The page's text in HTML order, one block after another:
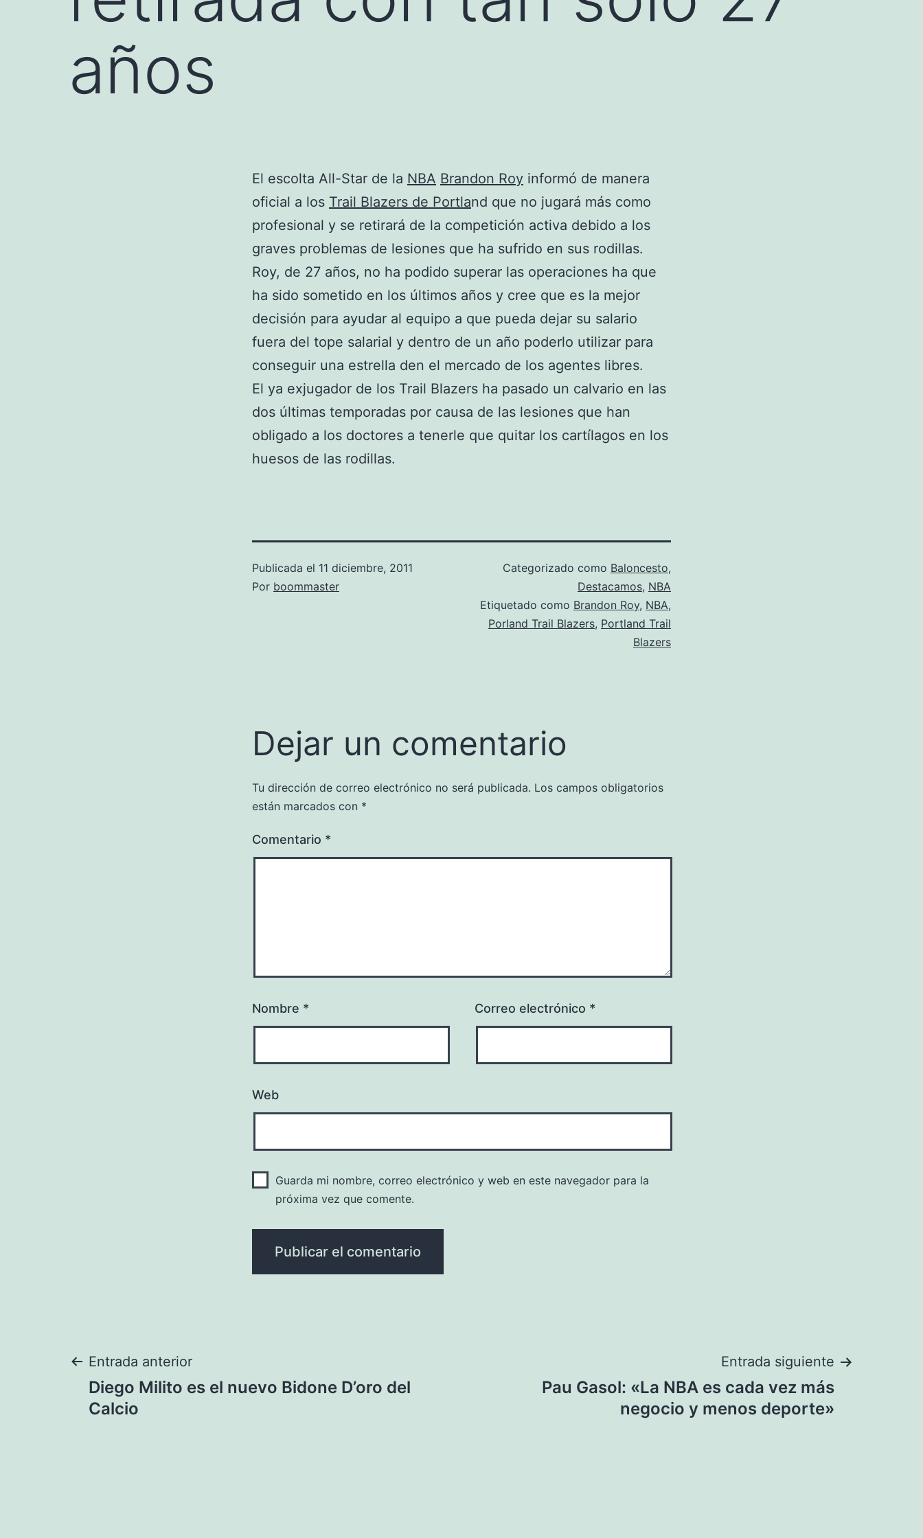
años
El escolta All-Star de la NBA Brandon Roy informó de manera
oficial a los Trail Blazers de Portland que no jugará más como
profesional y se retirará de la competición activa debido a los
graves problemas de lesiones que ha sufrido en sus rodillas.
Roy, de 27 años, no ha podido superar las operaciones ha que
ha sido sometido en los últimos años y cree que es la mejor
decisión para ayudar al equipo a que pueda dejar su salario
fuera del tope salarial y dentro de un año poderlo utilizar para
conseguir una estrella den el mercado de los agentes libres.
El ya exjugador de los Trail Blazers ha pasado un calvario en las
dos últimas temporadas por causa de las lesiones que han
obligado a los doctores a tenerle que quitar los cartílagos en los
huesos de las rodillas.
Publicada el 11 diciembre, 2011
Por boommaster
Categorizado como Baloncesto,
Destacamos, NBA
Etiquetado como Brandon Roy, NBA,
Porland Trail Blazers, Portland Trail
Blazers
Dejar un comentario
Tu dirección de correo electrónico no será publicada. Los campos obligatorios
están marcados con *
Comentario *
Nombre * Correo electrónico *
Web
Guarda mi nombre, correo electrónico y web en este navegador para la
próxima vez que comente.
Navegación
de
Entrada anterior
Diego Milito es el nuevo Bidone D’oro del
Calcio
Entrada siguiente
Pau Gasol: «La NBA es cada vez más
negocio y menos deporte»